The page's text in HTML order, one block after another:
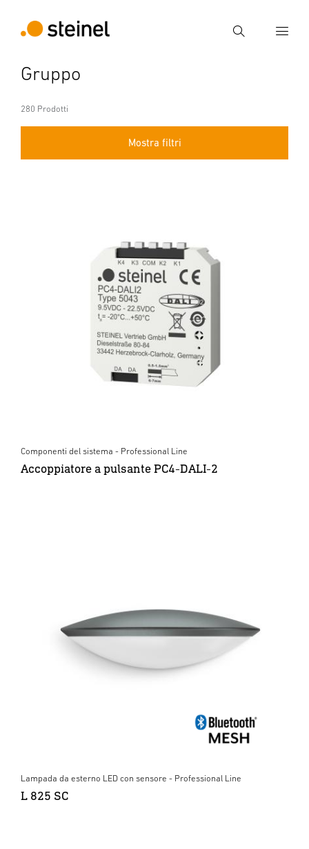
Ricerca
Gruppo
280 Prodotti
Mostra filtri
Componenti del sistema - Professional Line
Accoppiatore a pulsante PC4-DALI-2
Lampada da esterno LED con sensore - Professional Line
L 825 SC